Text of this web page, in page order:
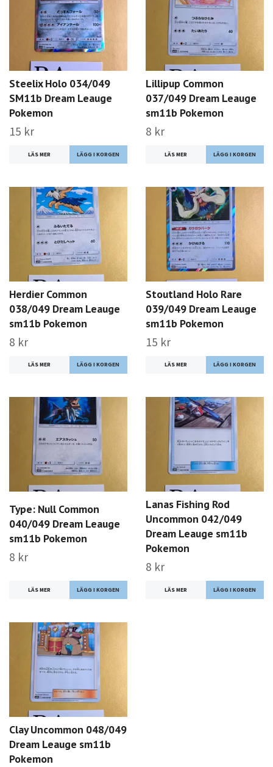
Steelix Holo 034/049
SM11b Dream Leauge
Pokemon
15 kr
LÄS MER
Lillipup Common
037/049 Dream Leauge
sm11b Pokemon
8 kr
LÄS MER
Herdier Common
038/049 Dream Leauge
sm11b Pokemon
8 kr
LÄS MER
Stoutland Holo Rare
039/049 Dream Leauge
sm11b Pokemon
15 kr
LÄS MER
Type: Null Common
040/049 Dream Leauge
sm11b Pokemon
8 kr
LÄS MER
Lanas Fishing Rod
Uncommon 042/049
Dream Leauge sm11b
Pokemon
8 kr
LÄS MER
Clay Uncommon 048/049
Dream Leauge sm11b
Pokemon